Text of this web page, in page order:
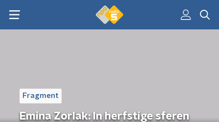
Fragment
Emina Zorlak: In herfstige sferen